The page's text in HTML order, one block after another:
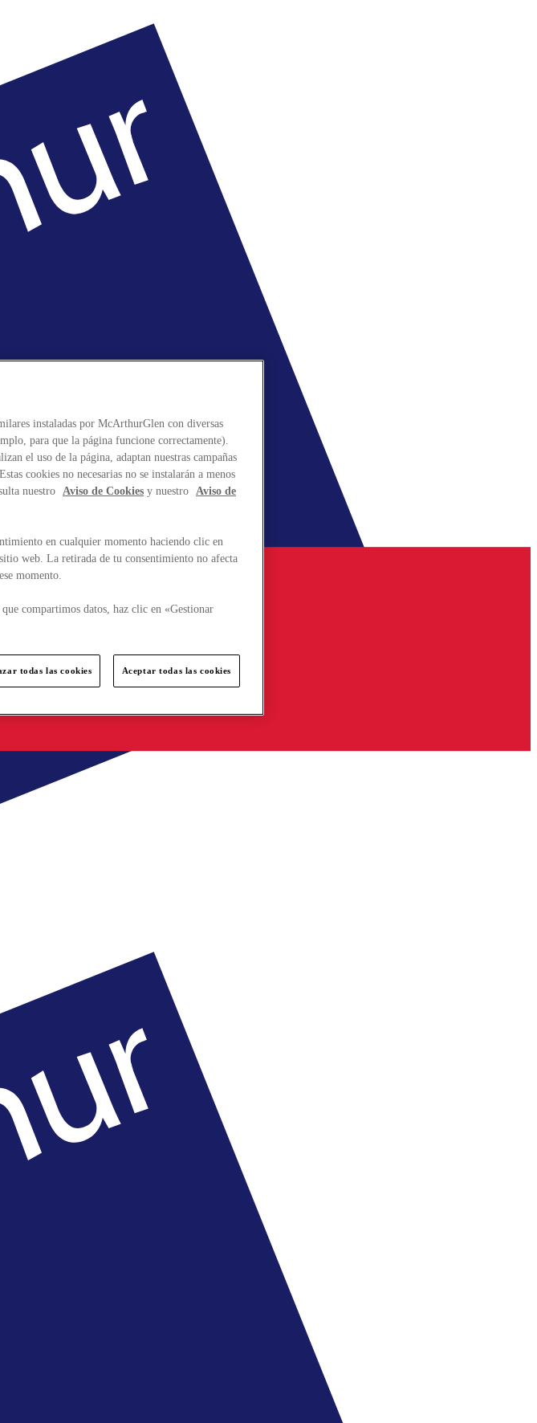
instaladas por McArthurGlen con diversas
para que la página funcione correctamente).
el uso de la página, adaptan nuestras campañas
cookies no necesarias no se instalarán a menos
nuestro Aviso de Cookies y nuestro Aviso de
en cualquier momento haciendo clic en
web. La retirada de tu consentimiento no afecta
momento.
compartimos datos, haz clic en «Gestionar
todas las cookies Aceptar todas las cookies